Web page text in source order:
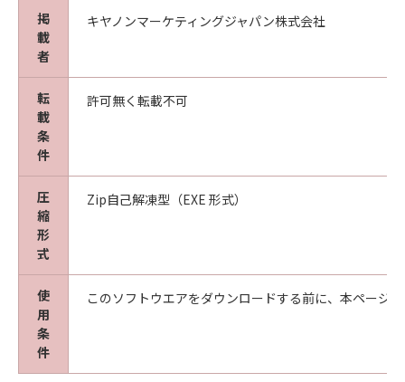
掲
載
者
キヤノンマーケティングジャパン株式会社
転
載
条
件
許可無く転載不可
圧
縮
形
式
Zip自己解凍型（EXE 形式）
使
用
条
件
このソフトウエアをダウンロードする前に、本ページ